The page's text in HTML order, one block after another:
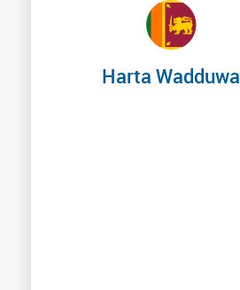
Harta Wadduwa